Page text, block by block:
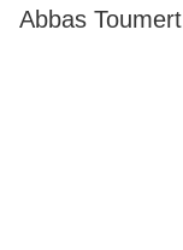
Abbas